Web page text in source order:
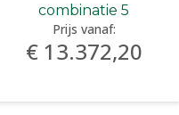
combinatie 5
Prijs vanaf:
€ 13.372,20